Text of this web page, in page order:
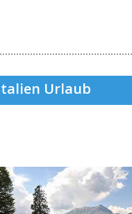
Urlaub